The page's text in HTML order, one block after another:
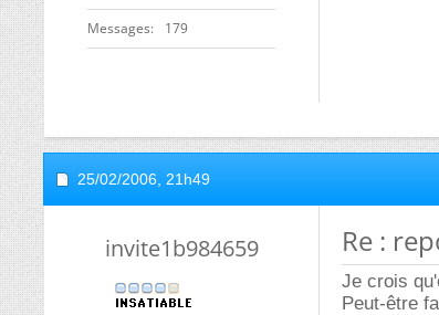
Messages 179
25/02/2006, 21h49
invite1b984659 Re :
Je crois
Peut-être